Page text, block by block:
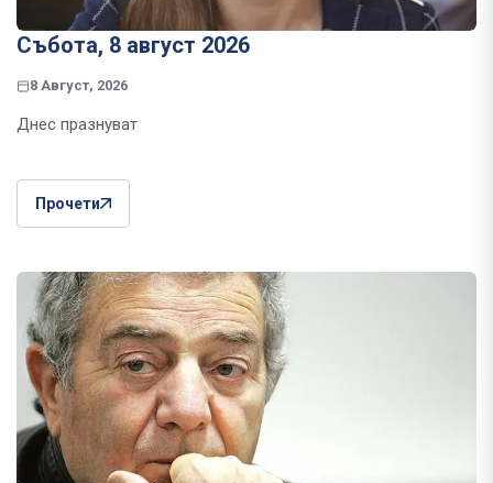
Събота, 8 август 2026
8 Август, 2026
Днес празнуват
Прочети